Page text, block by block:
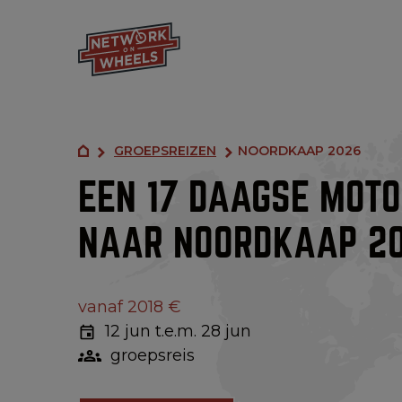
GROEPSREIZEN NOORDKAAP 2026
EEN 17 DAAGSE
NAAR NOORDKAAP
vanaf 2018 €
12 jun t.e.m. 28 jun
groepsreis